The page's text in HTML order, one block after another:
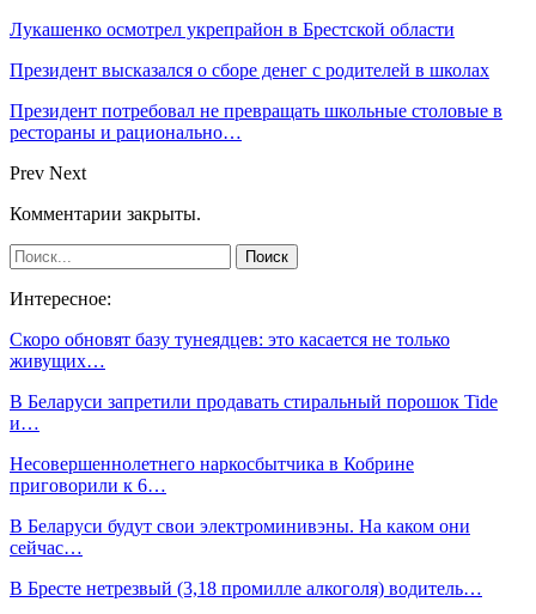
Лукашенко осмотрел укрепрайон в Брестской области
Президент высказался о сборе денег с родителей в школах
Президент потребовал не превращать школьные столовые в
рестораны и рационально…
Prev Next
Комментарии закрыты.
Интересное:
Скоро обновят базу тунеядцев: это касается не только
живущих…
В Беларуси запретили продавать стиральный порошок Tide
и…
Несовершеннолетнего наркосбытчика в Кобрине
приговорили к 6…
В Беларуси будут свои электроминивэны. На каком они
сейчас…
В Бресте нетрезвый (3,18 промилле алкоголя) водитель…